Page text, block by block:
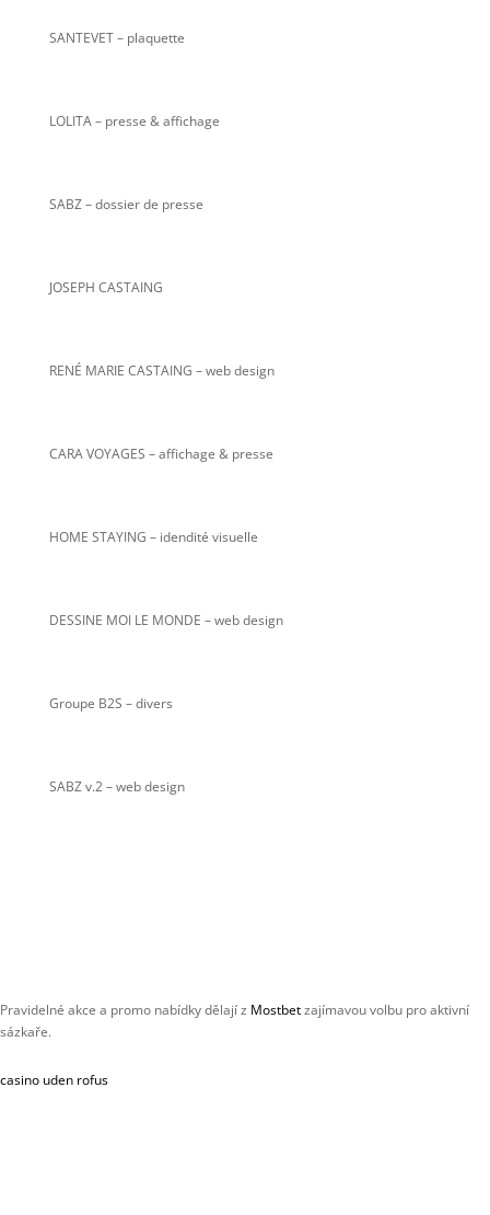
SANTEVET – plaquette
LOLITA – presse & affichage
SABZ – dossier de presse
JOSEPH CASTAING
RENÉ MARIE CASTAING – web design
CARA VOYAGES – affichage & presse
HOME STAYING – idendité visuelle
DESSINE MOI LE MONDE – web design
Groupe B2S – divers
SABZ v.2– web design
Pravidelné akce a promo nabídky dělají z Mostbetzajímavou volbu pro aktivní
sázkaře.
casino uden rofus